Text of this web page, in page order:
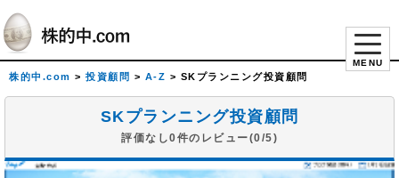
MENU
株的中.com > 投資顧問 > A-Z > SKプランニング投資顧問
SKプランニング投資顧問
評価なし0件のレビュー(0/5)